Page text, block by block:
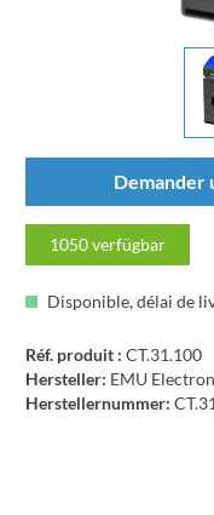
Demander
1050verfügbar
Disponible, délai de
Réf. produit : CT.31.100
Hersteller: EMU
Herstellernummer: